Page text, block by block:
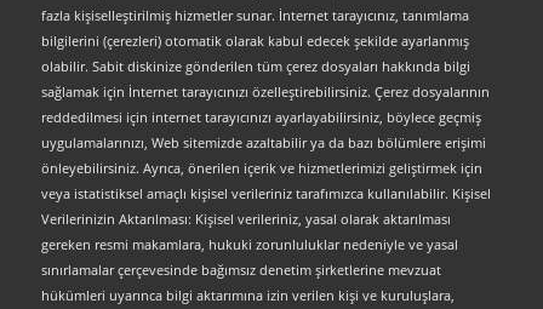
fazla kişiselleştirilmiş hizmetler sunar. İnternet tarayıcınız, tanımlama
bilgilerini (çerezleri) otomatik olarak kabul edecek şekilde ayarlanmış
olabilir. Sabit diskinize gönderilen tüm çerez dosyaları hakkında bilgi
sağlamak için İnternet tarayıcınızı özelleştirebilirsiniz. Çerez dosyalarının
reddedilmesi için internet tarayıcınızı ayarlayabilirsiniz, böylece geçmiş
uygulamalarınızı, Web sitemizde azaltabilir ya da bazı bölümlere erişimi
önleyebilirsiniz. Ayrıca, önerilen içerik ve hizmetlerimizi geliştirmek için
veya istatistiksel amaçlı kişisel verileriniz tarafımızca kullanılabilir. Kişisel
Verilerinizin Aktarılması: Kişisel verileriniz, yasal olarak aktarılması
gereken resmi makamlara, hukuki zorunluluklar nedeniyle ve yasal
sınırlamalar çerçevesinde bağımsız denetim şirketlerine mevzuat
hükümleri uyarınca bilgi aktarımına izin verilen kişi ve kuruluşlara,